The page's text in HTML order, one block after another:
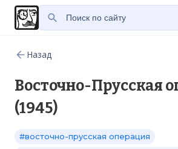
Назад
Восточно-Прусская
(1945)
#восточно-прусская операция